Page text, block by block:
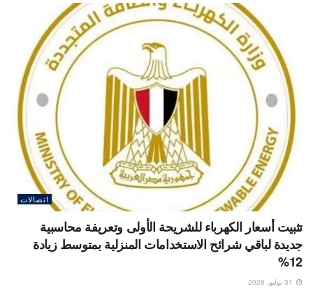
اتصالات
تثبيت أسعار الكهرباء للشريحة الأولى وتعريفة محاسبية
جديدة لباقي شرائح الاستخدامات المنزلية بمتوسط زيادة
12%